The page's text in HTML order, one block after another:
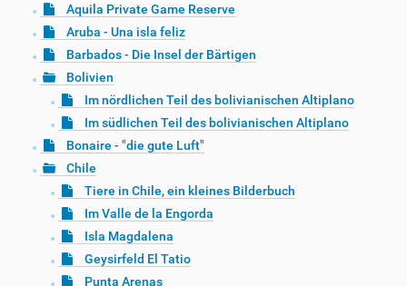
Aquila Private Game Reserve
Aruba - Una isla feliz
Barbados - Die Insel der Bärtigen
Bolivien
Im nördlichen Teil des bolivianischen Altiplano
Im südlichen Teil des bolivianischen Altiplano
Bonaire - "die gute Luft"
Chile
Tiere in Chile, ein kleines Bilderbuch
Im Valle de la Engorda
Isla Magdalena
Geysirfeld El Tatio
Punta Arenas